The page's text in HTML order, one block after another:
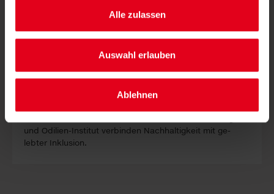
Alle zulassen
Auswahl erlauben
Ablehnen
und Odilien-In­stitut ver­binden Nach­haltig­keit mit ge­
lebter In­klus­ion.